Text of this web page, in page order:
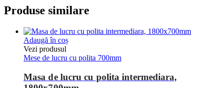
Produse similare
Adaugă în coș
Vezi produsul
Mese de lucru cu polita 700mm
Masa de lucru cu polita intermediara,